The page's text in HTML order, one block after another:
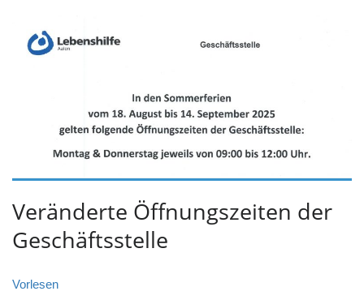
Veränderte Öffnungszeiten der
Geschäftsstelle
Vorlesen